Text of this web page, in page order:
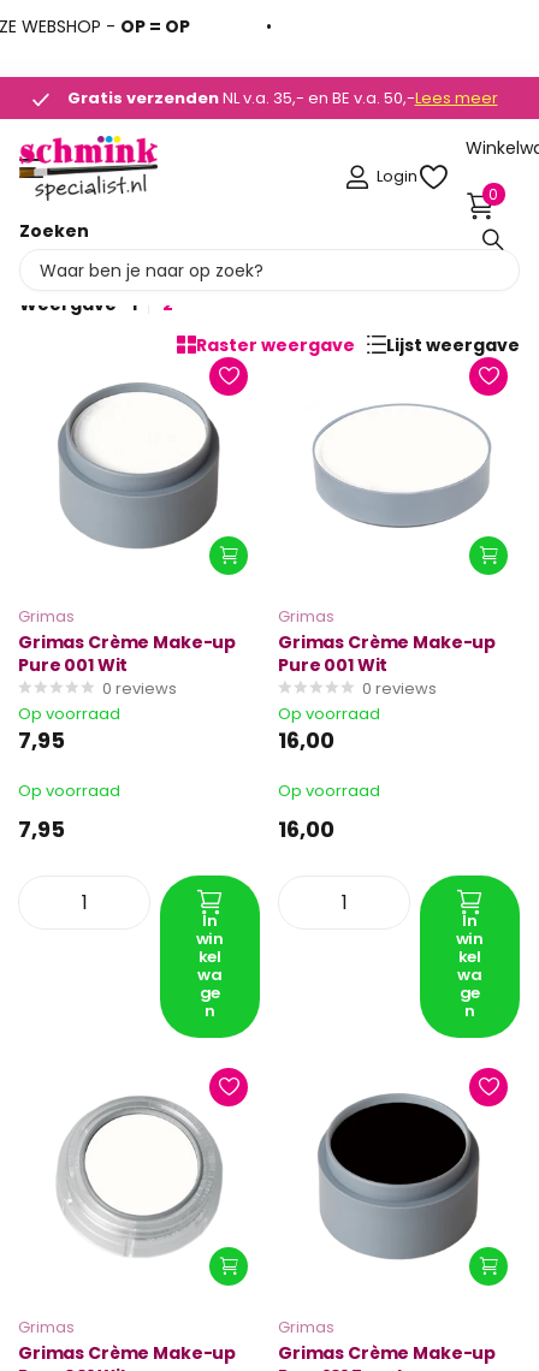
-OP = OP
Gratis verzendenNL v.a. 35,- en BE v.a. 50,-Lees meer
Gratis verzenden
Zoeken
Login
0
Concealer
Weergave 1
2
Raster weergave
Lijst weergave
Grimas
Grimas Crème Make-up
Pure 001 Wit
0 reviews
Op voorraad
7,95
Op voorraad
7,95
In
win
kel
wa
ge
n
Grimas
Grimas Crème Make-up
Pure 001 Wit
0 reviews
Op voorraad
16,00
Op voorraad
16,00
In
win
kel
wa
ge
n
Grimas
Grimas Crème Make-up
Grimas
Grimas Crème Make-up